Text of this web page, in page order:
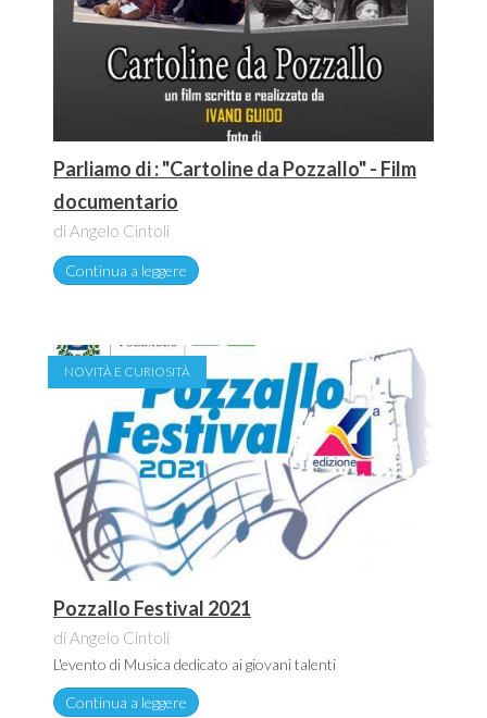
Parliamo di : "Cartoline da Pozzallo" - Film
documentario
di Angelo Cintoli
Continua a leggere
NOVITÀ E CURIOSITÀ
Pozzallo Festival 2021
di Angelo Cintoli
L'evento di Musica dedicato ai giovani talenti
Continua a leggere